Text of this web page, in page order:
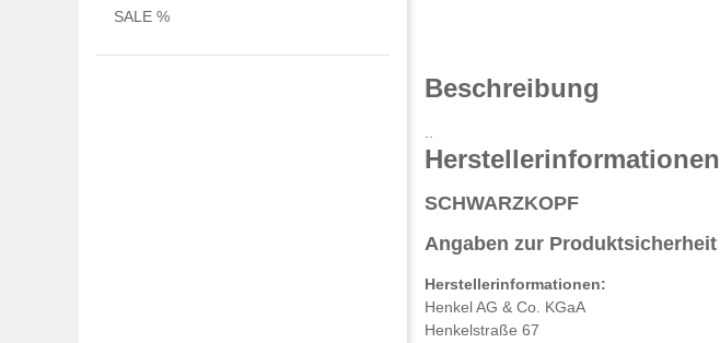
Beschreibung
Herstellerinformationen
SCHWARZKOPF
Angaben zur Produktsicherheit
Herstellerinformationen:
Henkel AG & Co. KGaA
Henkelstraße 67
SALE %